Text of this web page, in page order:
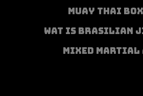
MUAY THAI
WAT IS BRASILIAN
MIXED MARTIAL